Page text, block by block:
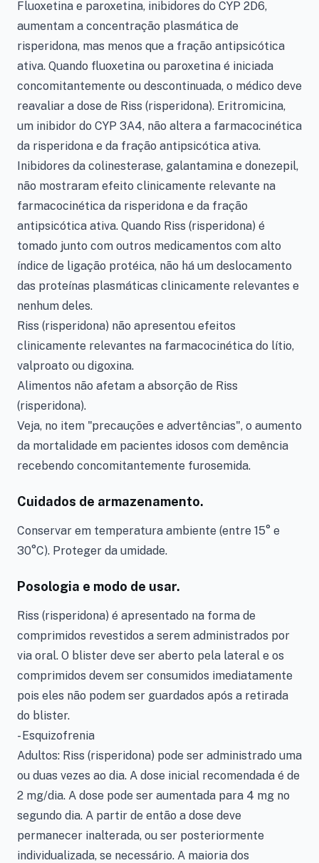
Fluoxetina e paroxetina, inibidores do CYP 2D6,
aumentam a concentração plasmática de
risperidona, mas menos que a fração antipsicótica
ativa. Quando fluoxetina ou paroxetina é iniciada
concomitantemente ou descontinuada, o médico deve
reavaliar a dose de Riss (risperidona). Eritromicina,
um inibidor do CYP 3A4, não altera a farmacocinética
da risperidona e da fração antipsicótica ativa.
Inibidores da colinesterase, galantamina e donezepil,
não mostraram efeito clinicamente relevante na
farmacocinética da risperidona e da fração
antipsicótica ativa. Quando Riss (risperidona) é
tomado junto com outros medicamentos com alto
índice de ligação protéica, não há um deslocamento
das proteínas plasmáticas clinicamente relevantes e
nenhum deles.
Riss (risperidona) não apresentou efeitos
clinicamente relevantes na farmacocinética do lítio,
valproato ou digoxina.
Alimentos não afetam a absorção de Riss
(risperidona).
Veja, no item "precauções e advertências", o aumento
da mortalidade em pacientes idosos com demência
recebendo concomitantemente furosemida.
Cuidados de armazenamento.
Conservar em temperatura ambiente (entre 15° e
30°C). Proteger da umidade.
Posologia e modo de usar.
Riss (risperidona) é apresentado na forma de
comprimidos revestidos a serem administrados por
via oral. O blister deve ser aberto pela lateral e os
comprimidos devem ser consumidos imediatamente
pois eles não podem ser guardados após a retirada
do blister.
- Esquizofrenia
Adultos: Riss (risperidona) pode ser administrado uma
ou duas vezes ao dia. A dose inicial recomendada é de
2 mg/dia. A dose pode ser aumentada para 4 mg no
segundo dia. A partir de então a dose deve
permanecer inalterada, ou ser posteriormente
individualizada, se necessário. A maioria dos